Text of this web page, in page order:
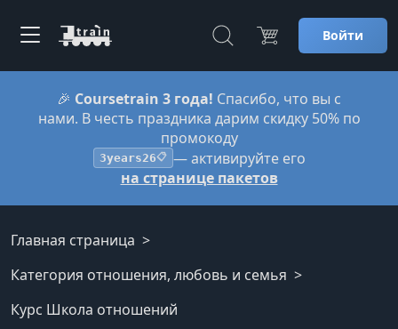
Войти
🎉 Coursetrain 3 года! Спасибо, что вы с
нами. В честь праздника дарим скидку 50% по
промокоду
3years26📋 — активируйте его
на странице пакетов
Главная страница
Категория отношения, любовь и семья
Курс Школа отношений